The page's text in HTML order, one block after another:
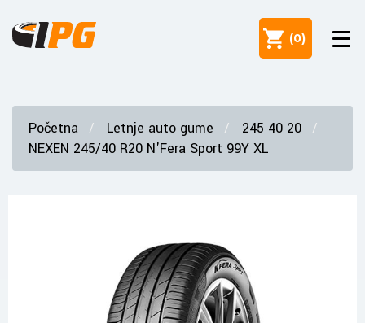
(0)
Početna Letnje auto gume
245 40 20
NEXEN 245/40 R20 N'Fera Sport 99Y XL